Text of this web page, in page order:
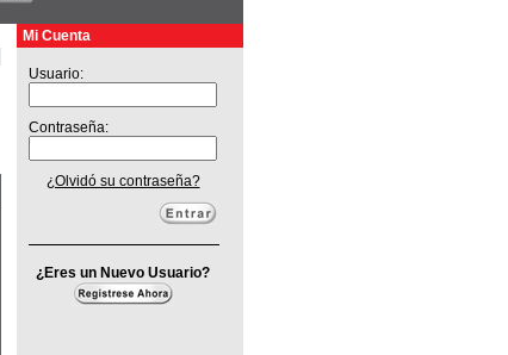
Mi Cuenta
Usuario:
Contraseña:
¿Olvidó su contraseña?
¿Eres un Nuevo Usuario?